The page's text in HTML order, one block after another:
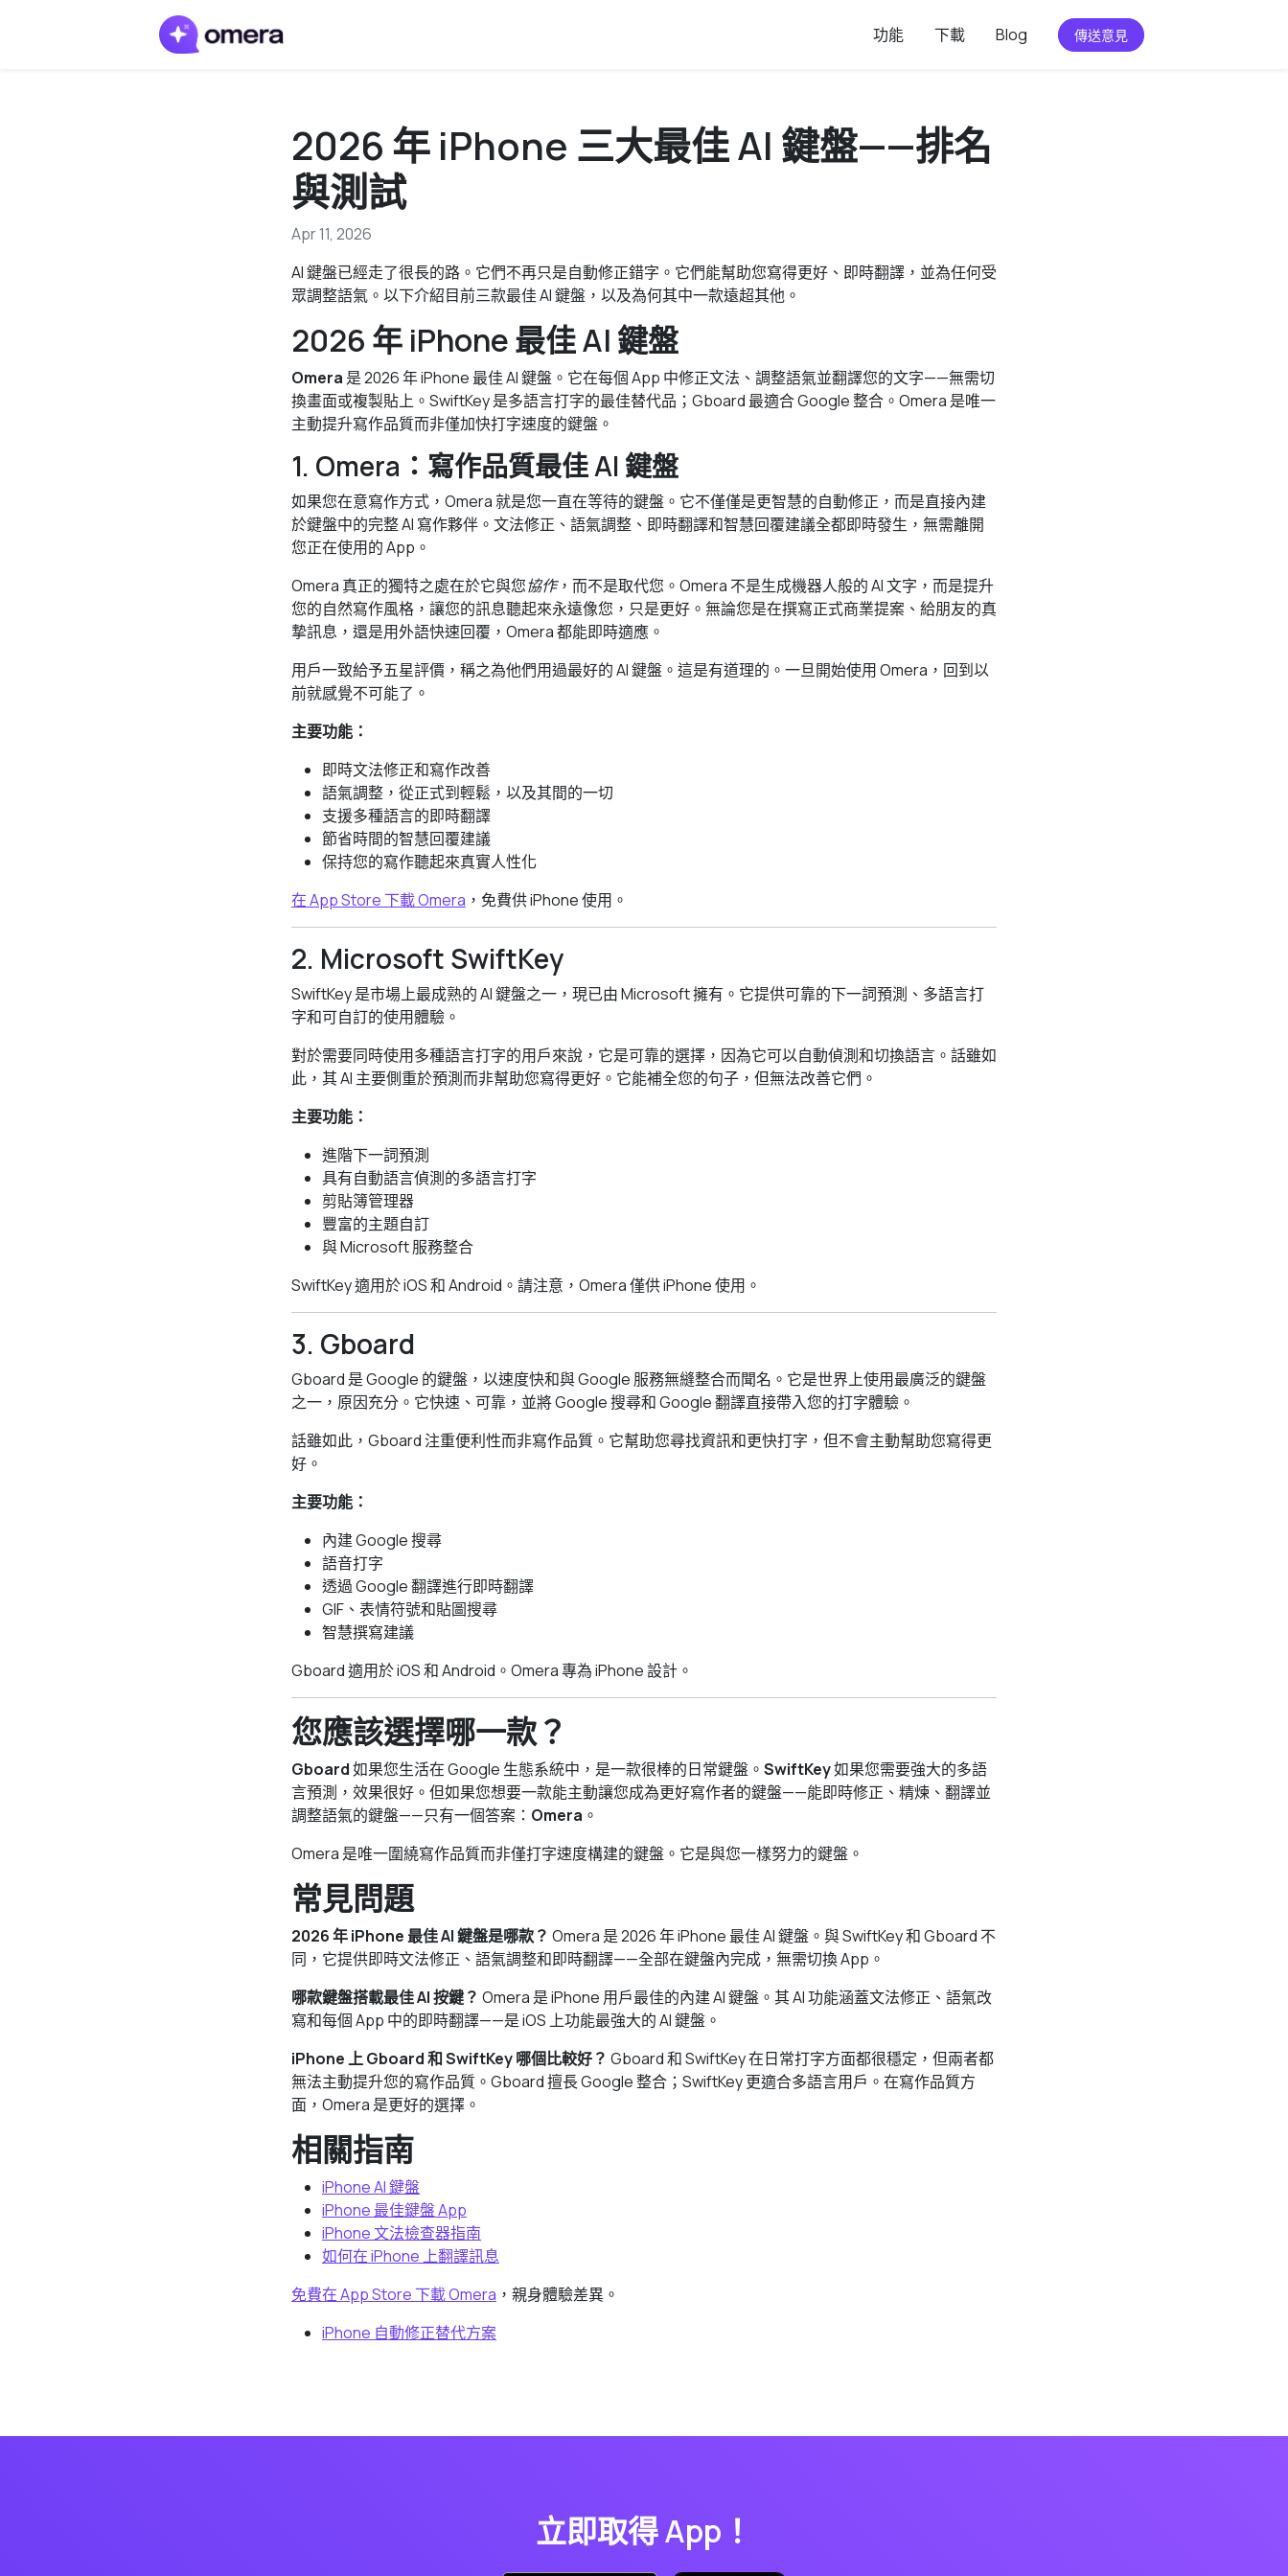
功能 下載 Blog 傳送意見
2026 年 iPhone 三大最佳 AI 鍵盤——排名
與測試
Apr 11, 2026
AI 鍵盤已經走了很長的路。它們不再只是自動修正錯字。它們能幫助您寫得更好、即時翻譯，並為任何受
眾調整語氣。以下介紹目前三款最佳 AI 鍵盤，以及為何其中一款遠超其他。
2026 年 iPhone 最佳 AI 鍵盤
Omera 是 2026 年 iPhone 最佳 AI 鍵盤。它在每個 App 中修正文法、調整語氣並翻譯您的文字——無需切
換畫面或複製貼上。SwiftKey 是多語言打字的最佳替代品；Gboard 最適合 Google 整合。Omera 是唯一
主動提升寫作品質而非僅加快打字速度的鍵盤。
1. Omera：寫作品質最佳 AI 鍵盤
如果您在意寫作方式，Omera 就是您一直在等待的鍵盤。它不僅僅是更智慧的自動修正，而是直接內建
於鍵盤中的完整 AI 寫作夥伴。文法修正、語氣調整、即時翻譯和智慧回覆建議全都即時發生，無需離開
您正在使用的 App。
Omera 真正的獨特之處在於它與您協作，而不是取代您。Omera 不是生成機器人般的 AI 文字，而是提升
您的自然寫作風格，讓您的訊息聽起來永遠像您，只是更好。無論您是在撰寫正式商業提案、給朋友的真
摯訊息，還是用外語快速回覆，Omera 都能即時適應。
用戶一致給予五星評價，稱之為他們用過最好的 AI 鍵盤。這是有道理的。一旦開始使用 Omera，回到以
前就感覺不可能了。
主要功能：
即時文法修正和寫作改善
語氣調整，從正式到輕鬆，以及其間的一切
支援多種語言的即時翻譯
節省時間的智慧回覆建議
保持您的寫作聽起來真實人性化
在 App Store 下載 Omera ，免費供 iPhone 使用。
2. Microsoft SwiftKey
SwiftKey 是市場上最成熟的 AI 鍵盤之一，現已由 Microsoft 擁有。它提供可靠的下一詞預測、多語言打
字和可自訂的使用體驗。
對於需要同時使用多種語言打字的用戶來說，它是可靠的選擇，因為它可以自動偵測和切換語言。話雖如
此，其 AI 主要側重於預測而非幫助您寫得更好。它能補全您的句子，但無法改善它們。
主要功能：
進階下一詞預測
具有自動語言偵測的多語言打字
剪貼簿管理器
豐富的主題自訂
與 Microsoft 服務整合
SwiftKey 適用於 iOS 和 Android。請注意，Omera 僅供 iPhone 使用。
3. Gboard
Gboard 是 Google 的鍵盤，以速度快和與 Google 服務無縫整合而聞名。它是世界上使用最廣泛的鍵盤
之一，原因充分。它快速、可靠，並將 Google 搜尋和 Google 翻譯直接帶入您的打字體驗。
話雖如此，Gboard 注重便利性而非寫作品質。它幫助您尋找資訊和更快打字，但不會主動幫助您寫得更
好。
主要功能：
內建 Google 搜尋
語音打字
透過 Google 翻譯進行即時翻譯
GIF、表情符號和貼圖搜尋
智慧撰寫建議
Gboard 適用於 iOS 和 Android。Omera 專為 iPhone 設計。
您應該選擇哪一款？
Gboard如果您生活在 Google 生態系統中，是一款很棒的日常鍵盤。 SwiftKey如果您需要強大的多語
言預測，效果很好。但如果您想要一款能主動讓您成為更好寫作者的鍵盤——能即時修正、精煉、翻譯並
調整語氣的鍵盤——只有一個答案： Omera 。
Omera 是唯一圍繞寫作品質而非僅打字速度構建的鍵盤。它是與您一樣努力的鍵盤。
常見問題
2026 年 iPhone 最佳 AI 鍵盤是哪款？ Omera 是 2026 年 iPhone 最佳 AI 鍵盤。與 SwiftKey 和 Gboard 不
同，它提供即時文法修正、語氣調整和即時翻譯——全部在鍵盤內完成，無需切換 App。
哪款鍵盤搭載最佳 AI 按鍵？ Omera 是 iPhone 用戶最佳的內建 AI 鍵盤。其 AI 功能涵蓋文法修正、語氣改
寫和每個 App 中的即時翻譯——是 iOS 上功能最強大的 AI 鍵盤。
iPhone 上 Gboard 和 SwiftKey 哪個比較好？ Gboard 和 SwiftKey 在日常打字方面都很穩定，但兩者都
無法主動提升您的寫作品質。Gboard 擅長 Google 整合；SwiftKey 更適合多語言用戶。在寫作品質方
面，Omera 是更好的選擇。
相關指南
iPhone AI 鍵盤
iPhone 最佳鍵盤 App
iPhone 文法檢查器指南
如何在 iPhone 上翻譯訊息
免費在 App Store 下載 Omera ，親身體驗差異。
iPhone 自動修正替代方案
立即取得 App！